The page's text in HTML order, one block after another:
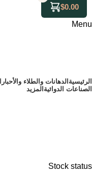
$0.00
Menu
الرئيسية ⁠الدهانات والطلاء والأحبار
الصناعات الدوائية المزيد
Stock status